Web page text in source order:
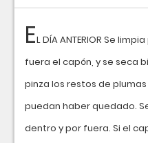
EL DÍA ANTERIOR Se
fuera el capón, y se seca
pinza los restos de
puedan haber quedado.
dentro y por fuera. Si el